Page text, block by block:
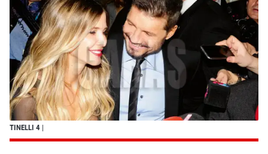
TINELLI 4 |